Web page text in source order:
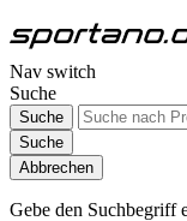
Nav switch
Suche
Suche
Suche
Abbrechen
Gebe den Suchbegriff